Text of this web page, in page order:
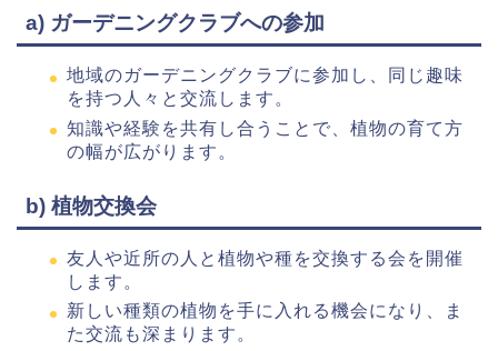
a) ガーデニングクラブへの参加
地域のガーデニングクラブに参加し、同じ趣味
を持つ人々と交流します。
知識や経験を共有し合うことで、植物の育て方
の幅が広がります。
b) 植物交換会
友人や近所の人と植物や種を交換する会を開催
します。
新しい種類の植物を手に入れる機会になり、ま
た交流も深まります。